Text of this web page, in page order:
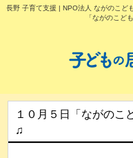
長野 子育て支援 | NPO法人 ながのこど
「ながのこど
１０月５日「ながのこ
♫